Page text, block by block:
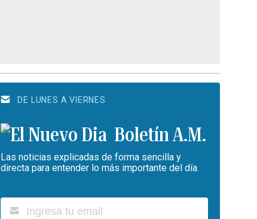
DE LUNES A VIERNES
Boletín A.M.
Las noticias explicadas de forma sencilla y
directa para entender lo más importante del día.